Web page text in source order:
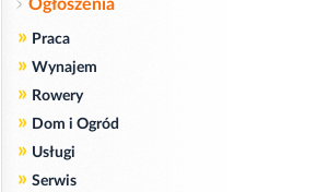
Ogłoszenia
» Praca
» Wynajem
» Rowery
» Dom i Ogród
» Usługi
» Serwis